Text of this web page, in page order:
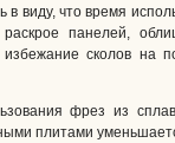
виду, что время
панелей,
сколов на
фрез из
плитами